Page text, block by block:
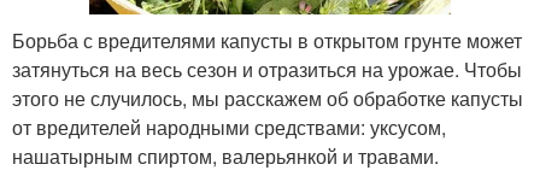
Борьба с вредителями капусты в открытом грунте может
затянуться на весь сезон и отразиться на урожае. Чтобы
этого не случилось, мы расскажем об обработке капусты
от вредителей народными средствами: уксусом,
нашатырным спиртом, валерьянкой и травами.